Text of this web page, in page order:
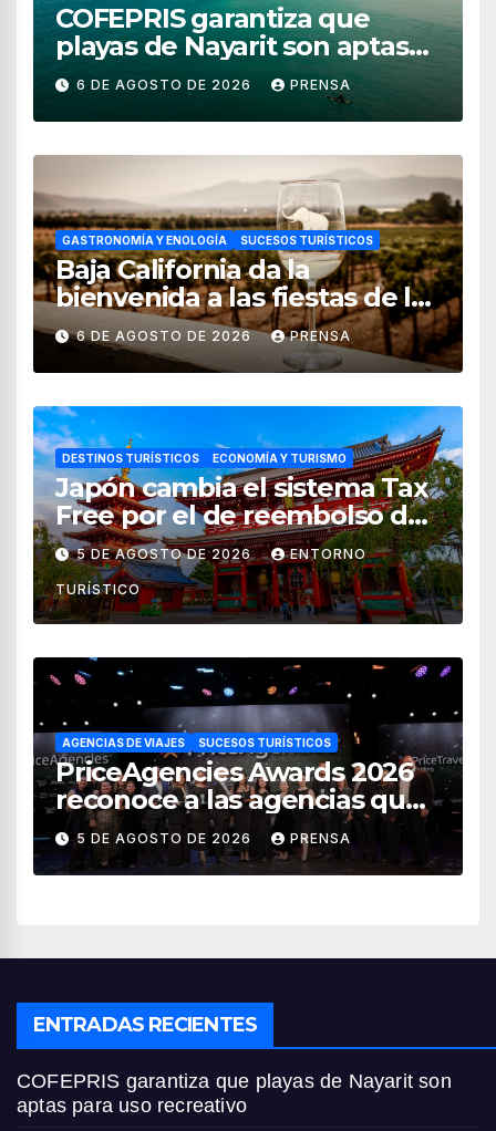
COFEPRIS garantiza que
playas de Nayarit son aptas
para uso recreativo
6 DE AGOSTO DE 2026 PRENSA
GASTRONOMÍA Y ENOLOGÍA SUCESOS TURÍSTICOS
Baja California da la
bienvenida a las fiestas de la
vendimia 2026
6 DE AGOSTO DE 2026 PRENSA
DESTINOS TURÍSTICOS ECONOMÍA Y TURISMO
Japón cambia el sistema Tax
Free por el de reembolso de
impuestos desde noviembre
de 2026
5 DE AGOSTO DE 2026 ENTORNO
TURÍSTICO
AGENCIAS DE VIAJES SUCESOS TURÍSTICOS
PriceAgencies Awards 2026
reconoce a las agencias que
impulsan el crecimiento del
turismo en México
5 DE AGOSTO DE 2026 PRENSA
ENTRADAS RECIENTES
COFEPRIS garantiza que playas de Nayarit son
aptas para uso recreativo